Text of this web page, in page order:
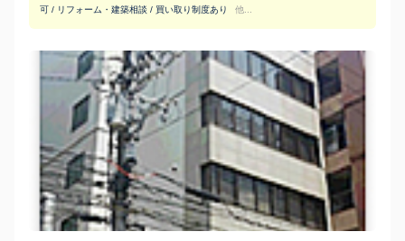
可 / リフォーム・建築相談 / 買い取り制度あり
他...